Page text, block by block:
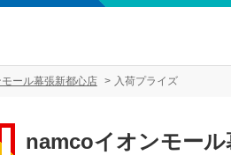
ール幕張新都心店 入荷プライズ
namcoイオンモール